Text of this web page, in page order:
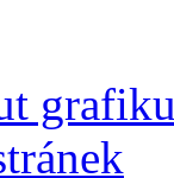
grafiku